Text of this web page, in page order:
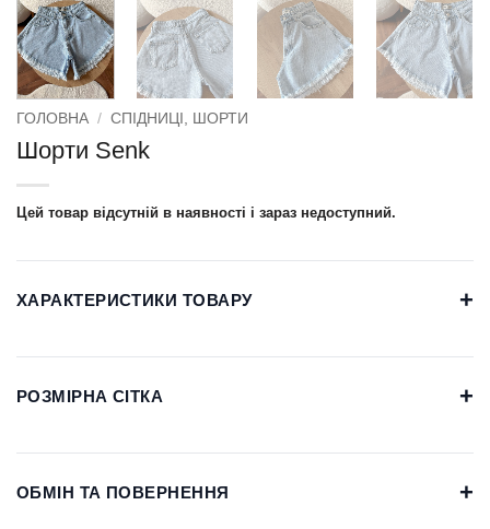
ГОЛОВНА / СПІДНИЦІ, ШОРТИ
Шорти Senk
Цей товар відсутній в наявності і зараз недоступний.
ХАРАКТЕРИСТИКИ ТОВАРУ +
РОЗМІРНА СІТКА +
ОБМІН ТА ПОВЕРНЕННЯ +